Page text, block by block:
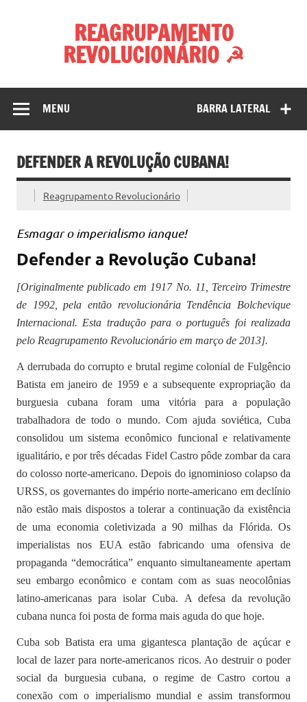
REAGRUPAMENTO
REVOLUCIONÁRIO ☭
BARRA LATERAL
MENU
DEFENDER A REVOLUÇÃO CUBANA!
Reagrupamento Revolucionário
Esmagar o imperialismo ianque!
Defender a Revolução Cubana!
[Originalmente publicado em 1917 No. 11, Terceiro Trimestre
de 1992, pela então revolucionária Tendência Bolchevique
Internacional. Esta tradução para o português foi realizada
pelo Reagrupamento Revolucionário em março de 2013].
A derrubada do corrupto e brutal regime colonial de Fulgêncio
Batista em janeiro de 1959 e a subsequente expropriação da
burguesia cubana foram uma vitória para a população
trabalhadora de todo o mundo. Com ajuda soviética, Cuba
consolidou um sistema econômico funcional e relativamente
igualitário, e por três décadas Fidel Castro pôde zombar da cara
do colosso norte-americano. Depois do ignominioso colapso da
URSS, os governantes do império norte-americano em declínio
não estão mais dispostos a tolerar a continuação da existência
de uma economia coletivizada a 90 milhas da Flórida. Os
imperialistas nos EUA estão fabricando uma ofensiva de
propaganda “democrática” enquanto simultaneamente apertam
seu embargo econômico e contam com as suas neocolônias
latino-americanas para isolar Cuba. A defesa da revolução
cubana nunca foi posta de forma mais aguda do que hoje.
Cuba sob Batista era uma gigantesca plantação de açúcar e
local de lazer para norte-americanos ricos. Ao destruir o poder
social da burguesia cubana, o regime de Castro cortou a
conexão com o imperialismo mundial e assim transformou